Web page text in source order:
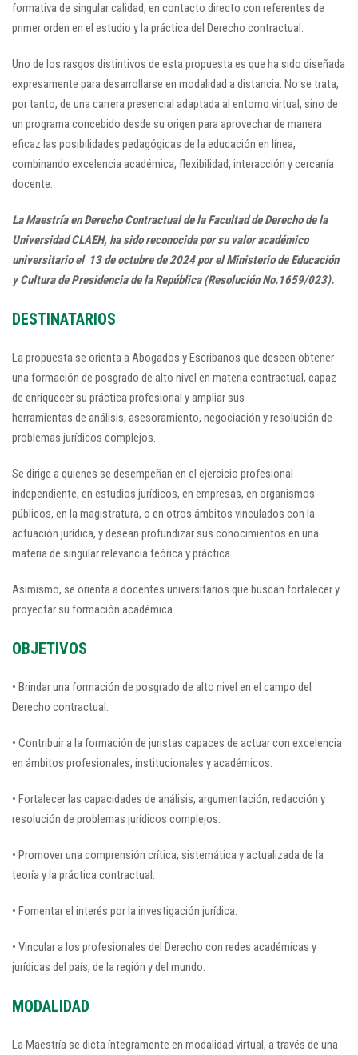
formativa de singular calidad, en contacto directo con referentes de
primer orden en el estudio y la práctica del Derecho contractual.
Uno de los rasgos distintivos de esta propuesta es que ha sido diseñada
expresamente para desarrollarse en modalidad a distancia. No se trata,
por tanto, de una carrera presencial adaptada al entorno virtual, sino de
un programa concebido desde su origen para aprovechar de manera
eficaz las posibilidades pedagógicas de la educación en línea,
combinando excelencia académica, flexibilidad, interacción y cercanía
docente.
La Maestría en Derecho Contractual de la Facultad de Derecho de la
Universidad CLAEH, ha sido reconocida por su valor académico
universitario el 13 de octubre de 2024 por el Ministerio de Educación
y Cultura de Presidencia de la República (Resolución No.1659/023).
DESTINATARIOS
La propuesta se orienta a Abogados y Escribanos que deseen obtener
una formación de posgrado de alto nivel en materia contractual, capaz
de enriquecer su práctica profesional y ampliar sus
herramientas de análisis, asesoramiento, negociación y resolución de
problemas jurídicos complejos.
Se dirige a quienes se desempeñan en el ejercicio profesional
independiente, en estudios jurídicos, en empresas, en organismos
públicos, en la magistratura, o en otros ámbitos vinculados con la
actuación jurídica, y desean profundizar sus conocimientos en una
materia de singular relevancia teórica y práctica.
Asimismo, se orienta a docentes universitarios que buscan fortalecer y
proyectar su formación académica.
OBJETIVOS
• Brindar una formación de posgrado de alto nivel en el campo del
Derecho contractual.
• Contribuir a la formación de juristas capaces de actuar con excelencia
en ámbitos profesionales, institucionales y académicos.
• Fortalecer las capacidades de análisis, argumentación, redacción y
resolución de problemas jurídicos complejos.
• Promover una comprensión crítica, sistemática y actualizada de la
teoría y la práctica contractual.
• Fomentar el interés por la investigación jurídica.
• Vincular a los profesionales del Derecho con redes académicas y
jurídicas del país, de la región y del mundo.
MODALIDAD
La Maestría se dicta íntegramente en modalidad virtual, a través de una